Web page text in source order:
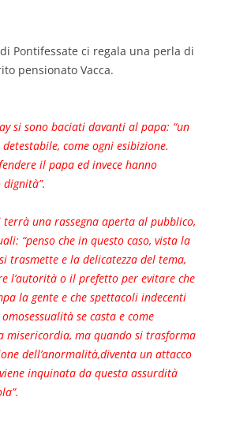
Pontifessate ci regala una perla di
pensionato Vacca.
si sono baciati davanti al papa: “un
come ogni esibizione.
il papa ed invece hanno
una rassegna aperta al pubblico,
“penso che in questo caso, vista la
trasmette e la delicatezza del tema,
l’autorità o il prefetto per evitare che
la gente e che spettacoli indecenti
se casta e come
misericordia, ma quando si trasforma
dell’anormalità,diventa un attacco
inquinata da questa assurdità